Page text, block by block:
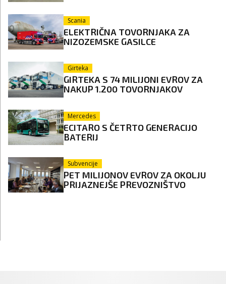
Scania
ELEKTRIČNA TOVORNJAKA ZA
NIZOZEMSKE GASILCE
Girteka
GIRTEKA S 74 MILIJONI EVROV ZA
NAKUP 1.200 TOVORNJAKOV
Mercedes
ECITARO S ČETRTO GENERACIJO
BATERIJ
Subvencije
PET MILIJONOV EVROV ZA OKOLJU
PRIJAZNEJŠE PREVOZNIŠTVO